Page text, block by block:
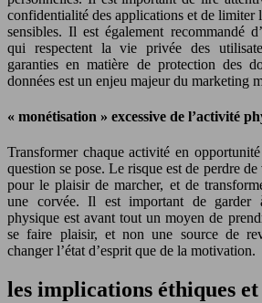
confidentialité des applications et de limiter
sensibles. Il est également recommandé
qui respectent la vie privée des
garanties en matière de protection des
données est un enjeu majeur du marketing
« monétisation » excessive de l’activité
Transformer chaque activité en
question se pose. Le risque est de perdre
pour le plaisir de marcher, et de
une corvée. Il est important de garder
physique est avant tout un moyen de
se faire plaisir, et non une source de
changer l’état d’esprit que de la motivation.
les implications éthiques et